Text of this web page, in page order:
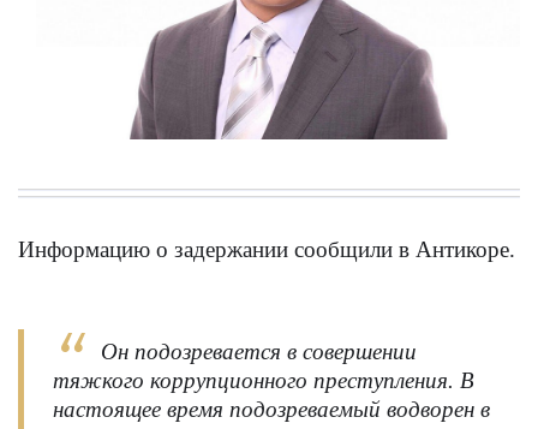
Информацию о задержании сообщили в Антикоре.
Он подозревается в совершении
тяжкого коррупционного преступления. В
настоящее время подозреваемый водворен в